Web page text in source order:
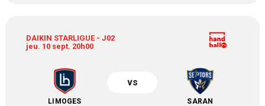
DAIKIN STARLIGUE - J02
jeu. 10 sept. 20h00
LIMOGES
vs
SARAN